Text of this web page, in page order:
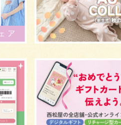
誕生日 遊ぶ 夏
イヤイヤ期 ベビー
適切温度 帽子
チャイルドシート
産休 ケーキ 生